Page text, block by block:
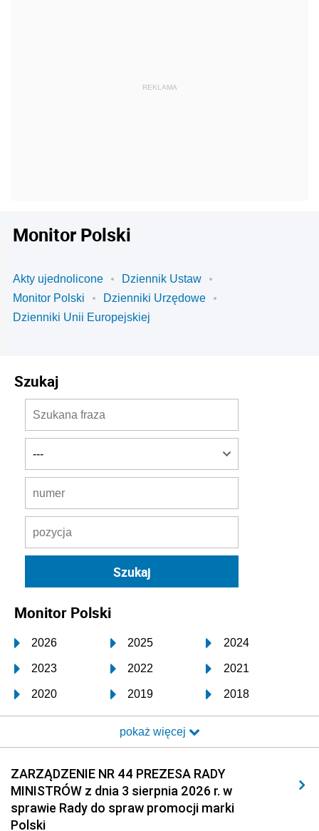
Monitor Polski
Akty ujednolicone
Dziennik Ustaw
Monitor Polski
Dzienniki Urzędowe
Dzienniki Unii Europejskiej
Szukaj
Monitor Polski
2026 2025 2024
2023 2022 2021
2020 2019 2018
2017 2016 2015
2014 2013 2012
2011 2010 2009
2008 2007 2006
2005
pokaż więcej
ZARZĄDZENIE NR 44 PREZESA RADY
MINISTRÓW z dnia 3 sierpnia 2026 r. w
sprawie Rady do spraw promocji marki
Polski